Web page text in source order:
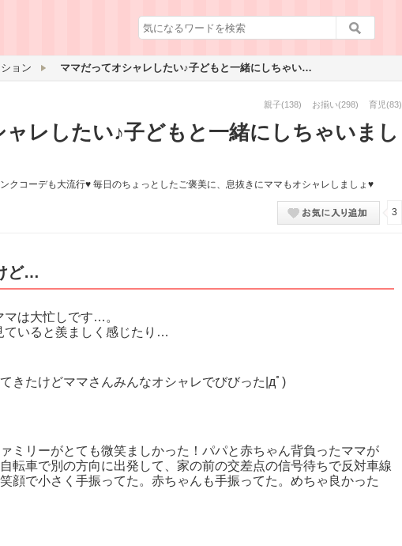
ョン ママだってオシャレしたい♪子どもと一緒にしちゃいましょ♥
親子(138) お揃い(298) 育児(83)
レしたい♪子どもと一緒にしちゃいまし
クコーデも大流行♥ 毎日のちょっとしたご褒美に、息抜きにママもオシャレしましょ♥
3
ど…
は大忙しです…。
ていると羨ましく感じたり…
きたけどママさんみんなオシャレでびびった|дﾟ)
ミリーがとても微笑ましかった！パパと赤ちゃん背負ったママが
転車で別の方向に出発して、家の前の交差点の信号待ちで反対車線
顔で小さく手振ってた。赤ちゃんも手振ってた。めちゃ良かった